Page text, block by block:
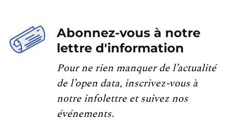
Abonnez-vous à notre
lettre d'information
Pour ne rien manquer de l’actualité
de l’open data, inscrivez-vous à
notre infolettre et suivez nos
événements.